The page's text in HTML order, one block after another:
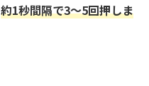
約1秒間隔で3～5回押しま